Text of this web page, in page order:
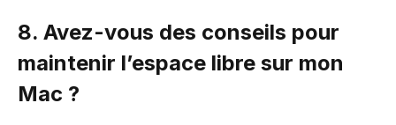
8. Avez-vous des conseils pour
maintenir l’espace libre sur mon
Mac ?